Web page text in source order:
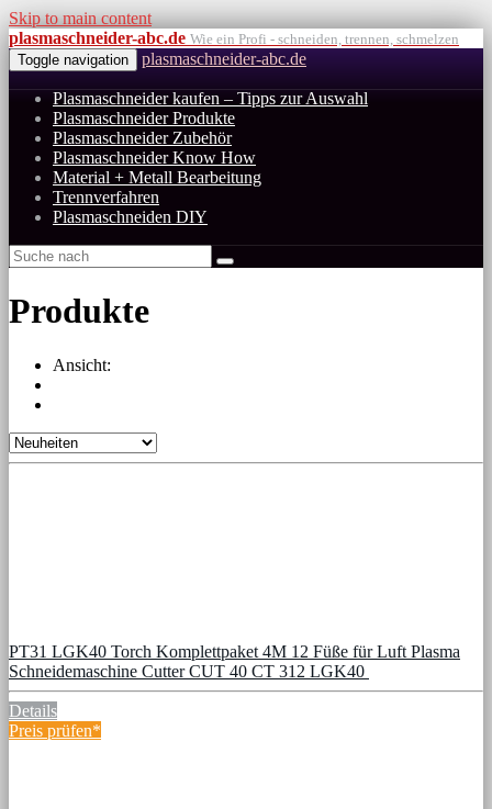
Skip to main content
plasmaschneider-abc.de Wie ein Profi - schneiden, trennen, schmelzen
Toggle navigation
plasmaschneider-abc.de
Plasmaschneider kaufen – Tipps zur Auswahl
Plasmaschneider Produkte
Plasmaschneider Zubehör
Plasmaschneider Know How
Material + Metall Bearbeitung
Trennverfahren
Plasmaschneiden DIY
Produkte
Ansicht:
PT31 LGK40 Torch Komplettpaket 4M 12 Füße für Luft Plasma
Schneidemaschine Cutter CUT 40 CT 312 LGK40
Details
Preis prüfen*